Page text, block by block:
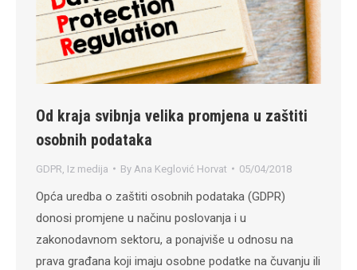
Od kraja svibnja velika promjena u zaštiti
osobnih podataka
GDPR Iz medija By Ana Keglović Horvat 05/04/2018
Opća uredba o zaštiti osobnih podataka (GDPR)
donosi promjene u načinu poslovanja i u
zakonodavnom sektoru, a ponajviše u odnosu na
prava građana koji imaju osobne podatke na čuvanju ili